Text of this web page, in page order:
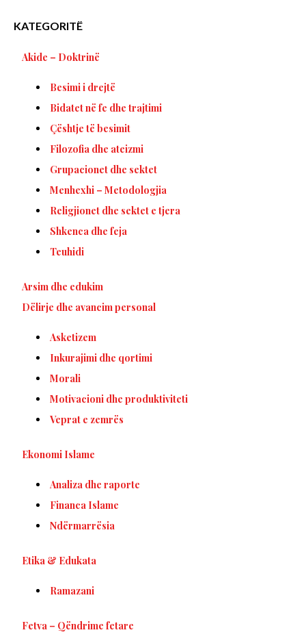
KATEGORITË
Akide – Doktrinë
Besimi i drejtë
Bidatet në fe dhe trajtimi
Çështje të besimit
Filozofia dhe ateizmi
Grupacionet dhe sektet
Menhexhi – Metodologjia
Religjionet dhe sektet e tjera
Shkenca dhe feja
Teuhidi
Arsim dhe edukim
Dëlirje dhe avancim personal
Asketizem
Inkurajimi dhe qortimi
Morali
Motivacioni dhe produktiviteti
Veprat e zemrës
Ekonomi Islame
Analiza dhe raporte
Financa Islame
Ndërmarrësia
Etika & Edukata
Ramazani
Fetva – Qëndrime fetare